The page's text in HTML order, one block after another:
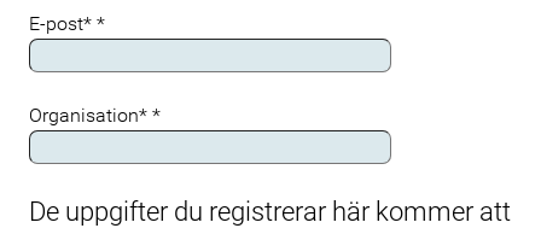
E-post* *
Organisation* *
De uppgifter du registrerar här kommer att